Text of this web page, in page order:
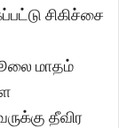
சிகிச்சை
மாதம்
தீவிர